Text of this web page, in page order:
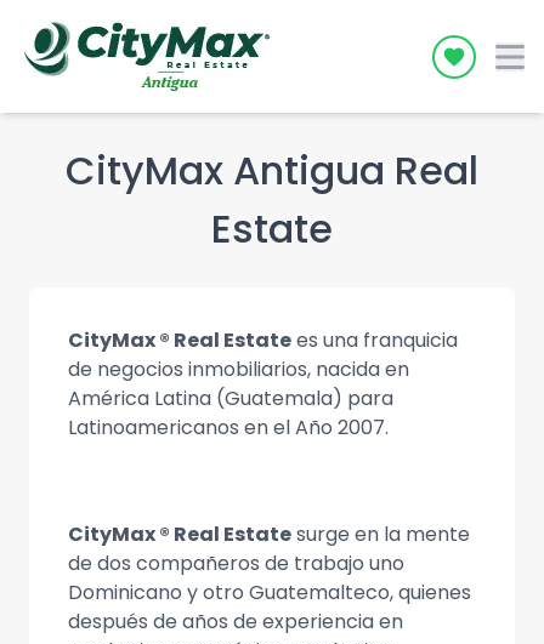
Icon
CityMax Antigua Real
Estate
CityMax ® Real Estatees una franquicia
de negocios inmobiliarios, nacida en
América Latina (Guatemala) para
Latinoamericanos en el Año 2007.
CityMax ® Real Estatesurge en la mente
de dos compañeros de trabajo uno
Dominicano y otro Guatemalteco, quienes
después de años de experiencia en